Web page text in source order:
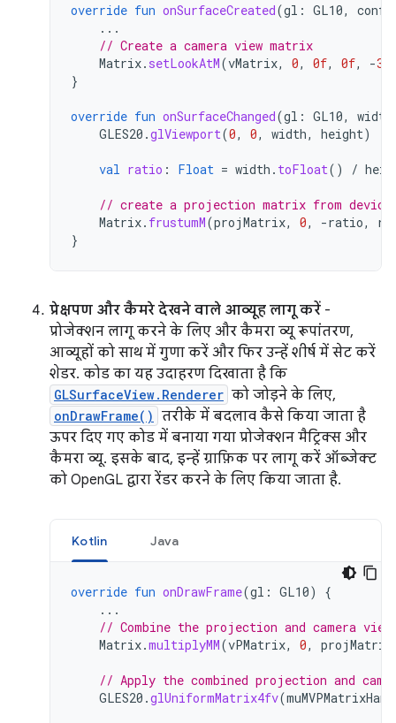
override fun onSurfaceCreated(gl : GL10,
...
// Create a camera view matrix
Matrix. setLookAtM(vMatrix, 0, 0f, 0f, -3f
}
override fun onSurfaceChanged(gl : GL10, width
GLES20 .glViewport(0, 0, width, height)
val ratio : Float = width . toFloat() /
// create a projection matrix from device
Matrix. frustumM(projMatrix, 0, -ratio,
}
प्रेक्षपण और कैमरे देखने वाले आव्यूह लागू करें -
प्रोजेक्शन लागू करने के लिए और कैमरा व्यू रूपांतरण,
आव्यूहों को साथ में गुणा करें और फिर उन्हें शीर्ष में सेट करें
शेडर. कोड का यह उदाहरण दिखाता है कि
GLSurfaceView.Renderer को जोड़ने के लिए,
onDrawFrame() तरीके में बदलाव कैसे किया जाता है
ऊपर दिए गए कोड में बनाया गया प्रोजेक्शन मैट्रिक्स और
कैमरा व्यू. इसके बाद, इन्हें ग्राफ़िक पर लागू करें ऑब्जेक्ट
को OpenGL द्वारा रेंडर करने के लिए किया जाता है.
Kotlin Java
override fun onDrawFrame(gl : GL10)
{
...
// Combine the projection and camera
Matrix.multiplyMM(vPMatrix, 0, projMatrix
// Apply the combined projection and
GLES20 .glUniformMatrix4fv(